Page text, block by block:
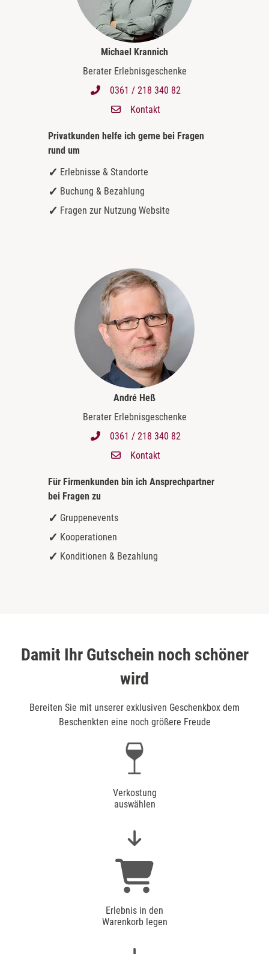
Michael Krannich
Berater Erlebnisgeschenke
0361 / 218 340 82
Kontakt
Privatkunden helfe ich gerne bei Fragen
rund um
Erlebnisse & Standorte
Buchung & Bezahlung
Fragen zur Nutzung Website
André Heß
Berater Erlebnisgeschenke
0361 / 218 340 82
Kontakt
Für Firmenkunden bin ich Ansprechpartner
bei Fragen zu
Gruppenevents
Kooperationen
Konditionen & Bezahlung
Damit Ihr Gutschein noch schöner
wird
Bereiten Sie mit unserer exklusiven Geschenkbox dem
Beschenkten eine noch größere Freude
Verkostung
auswählen
Erlebnis in den
Warenkorb legen